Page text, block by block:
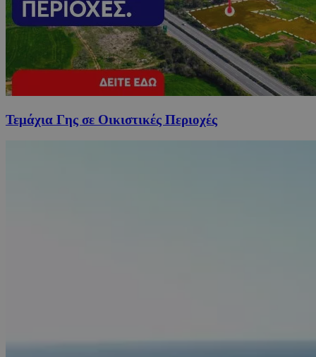
Τεμάχια Γης σε Οικιστικές Περιοχές